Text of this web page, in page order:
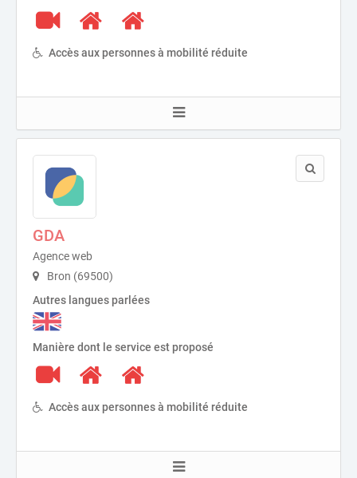
Accès aux personnes à mobilité réduite
GDA
Agence web
Bron (69500)
Autres langues parlées
Manière dont le service est proposé
Accès aux personnes à mobilité réduite